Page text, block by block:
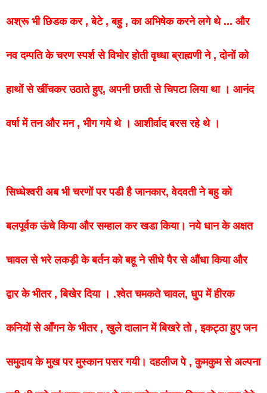
अश्रू भी छिडक कर,बेटे,बहु,का अभिषेक करने लगे थे... और
नव दम्पति के चरण स्पर्श से विभोर होती वृध्धा ब्राह्मणी ने,दोनों को
हाथों से खींचकर उठाते हुए, अपनी छाती से चिपटा लिया था। आनंद
वर्षा में तन और मन, भीग गये थे। आशीर्वाद बरस रहे थे ।
सिध्धेश्वरी अब भी चरणों पर पडी है जानकार,वेदवती ने बहु को
बलपूर्वक ऊंचे किया और सम्हाल कर खडा किया।नये धान के अक्षत
चावल से भरे लकड़ी के बर्तन को बहू ने सीधे पैर से औंधा किया और
द्वार के भीतर,बिखेर दिया। .श्वेत चमकते चावल, धुप में हीरक
कनियों से आँगन के भीतर,खुले दालान में बिखरे तो,इकट्ठा हुए जन
समुदाय के मुख पर मुस्कान पसर गयी।दहलीज पे,कुमकुम से अल्पना